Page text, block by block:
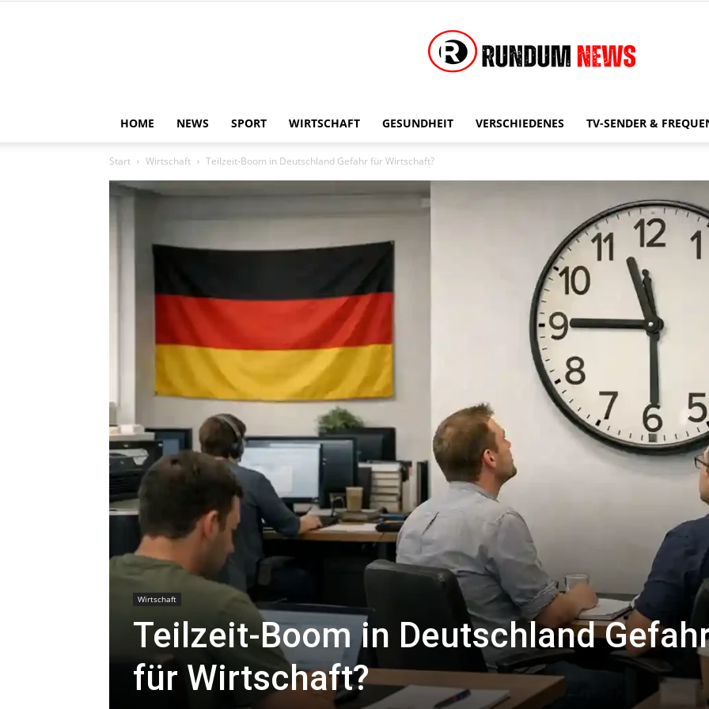
News
HOME NEWS SPORT WIRTSCHAFT GESUNDHEIT VERSCHIEDENES TV-SENDER &
Start Wirtschaft Teilzeit-Boom in Deutschland Gefahr für Wirtschaft?
Wirtschaft
Teilzeit-Boom in Deutschland
für Wirtschaft?